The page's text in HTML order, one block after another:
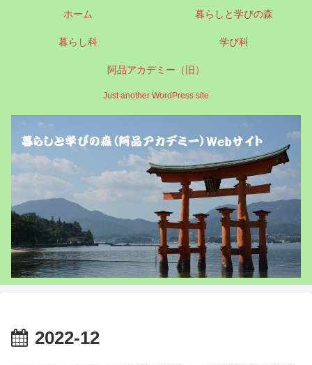
Just another WordPress site
ホーム 暮らしと学びの森
暮らし科 学び科
阿品アカデミー（旧）
2022-12